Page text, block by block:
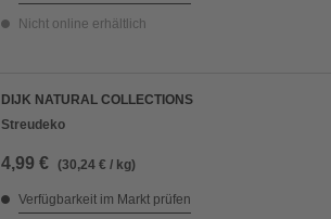
Nicht online erhältlich
DIJK NATURAL COLLECTIONS
Streudeko
4,99 € (30,24 € / kg)
Verfügbarkeit im Markt prüfen